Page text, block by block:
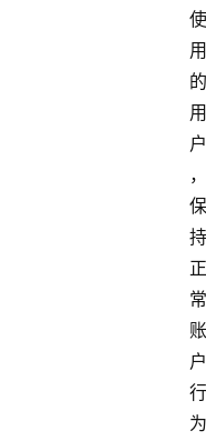
使
用
的
用
户
，
保
持
正
常
账
户
行
为